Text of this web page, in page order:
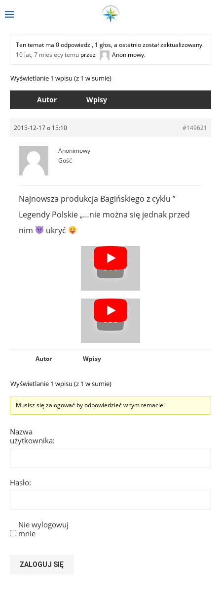
Ten temat ma 0 odpowiedzi, 1 głos, a ostatnio został zaktualizowany
10 lat, 7 miesięcy temu przez Anonimowy.
Wyświetlanie 1 wpisu (z 1 w sumie)
Autor Wpisy
2015-12-17 o 15:10 #149621
Anonimowy
Gość
Najnowsza produkcja Bagińskiego z cyklu ”
Legendy Polskie „…nie można się jednak przed
nim
ukryć
Autor Wpisy
Wyświetlanie 1 wpisu (z 1 w sumie)
Musisz się zalogować by odpowiedzieć w tym temacie.
Nazwa
użytkownika:
Hasło:
Nie wylogowuj
mnie
ZALOGUJ SIĘ